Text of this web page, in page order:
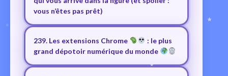
vous n’êtes pas prêt)
239. Les extensions Chrome
: le plus
grand dépotoir numérique du monde